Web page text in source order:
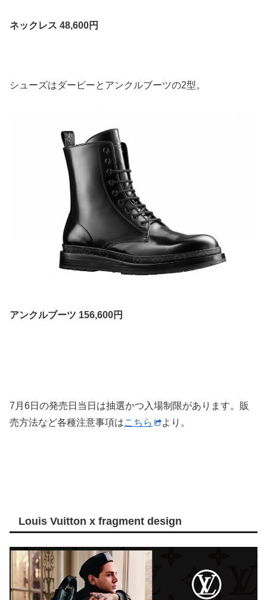
ネックレス 48,600円
シューズはダービーとアンクルブーツの2型。
アンクルブーツ 156,600円
7月6日の発売日当日は抽選かつ入場制限があります。販
売方法など各種注意事項はこちら より。
Louis Vuitton x fragment design